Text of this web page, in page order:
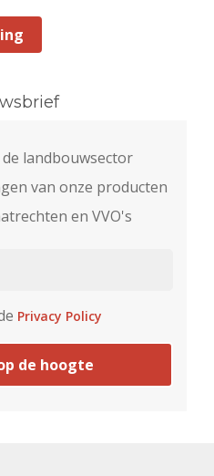
landbouwsector
van onze producten
en VVO's
Privacy Policy
de hoogte